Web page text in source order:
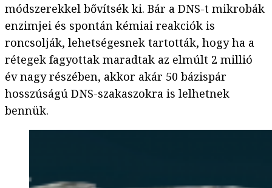
módszerekkel bővítsék ki. Bár a DNS-t mikrobák
enzimjei és spontán kémiai reakciók is
roncsolják, lehetségesnek tartották, hogy ha a
rétegek fagyottak maradtak az elmúlt 2 millió
év nagy részében, akkor akár 50 bázispár
hosszúságú DNS-szakaszokra is lelhetnek
bennük.